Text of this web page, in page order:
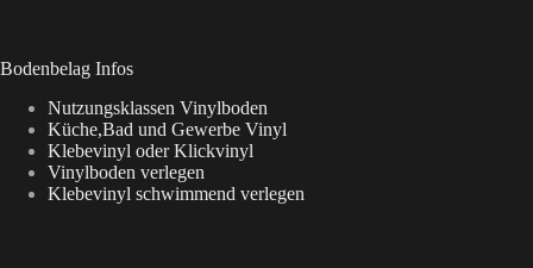
Bodenbelag Infos
Nutzungsklassen Vinylboden
Küche,Bad und Gewerbe Vinyl
Klebevinyl oder Klickvinyl
Vinylboden verlegen
Klebevinyl schwimmend verlegen